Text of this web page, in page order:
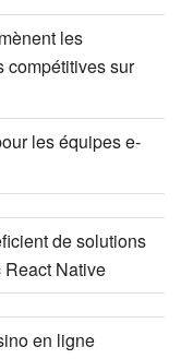
les
compétitives sur
les équipes e-
de solutions
React Native
en ligne